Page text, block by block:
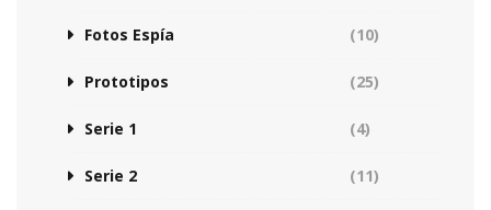
Fotos Espía (10)
Prototipos (25)
Serie 1 (4)
Serie 2 (11)